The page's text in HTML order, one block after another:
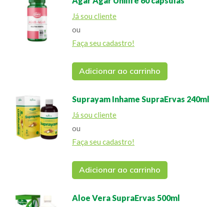
Já sou cliente
ou
Faça seu cadastro!
Adicionar ao carrinho
Suprayam Inhame SupraErvas 240ml
Já sou cliente
ou
Faça seu cadastro!
Adicionar ao carrinho
Aloe Vera SupraErvas 500ml